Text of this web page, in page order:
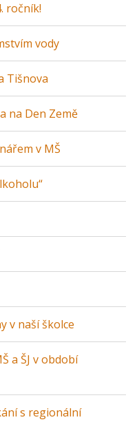
ročník!
vody
Tišnova
na Den Země
v MŠ
v naší školce
a ŠJ v období
s regionální